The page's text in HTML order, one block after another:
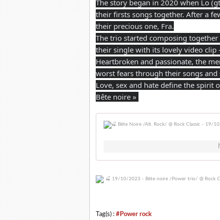
The story began in 2020 when Lo
their firsts songs together. After a
their precious one, Fra.
The trio started composing
their single with its lovely video clip
Heartbroken and passionate, the
worst fears through their songs
Love, sex and hate define the spirit
Bête noire »
Tag(s) : #Power rock